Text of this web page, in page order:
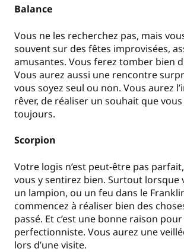
Balance
Vous ne les recherchez pas, mais
souvent sur des fêtes improvisées,
amusantes. Vous ferez tomber bien
Vous aurez aussi une rencontre
vous soyez seul ou non. Vous aurez
rêver, de réaliser un souhait que
toujours.
Scorpion
Votre logis n’est peut-être pas
vous y sentirez bien. Surtout lorsque
un lampion, ou un feu dans le
commencez à réaliser bien des
passé. Et c’est une bonne raison
perfectionniste. Vous aurez une
lors d’une visite.